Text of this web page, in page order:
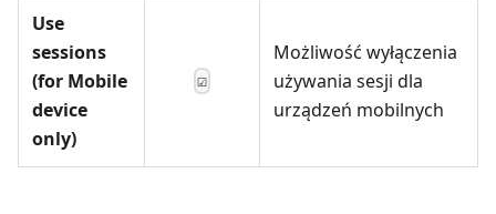
Use
sessions
(for Mobile
device
only)
☑
Możliwość wyłączenia
używania sesji dla
urządzeń mobilnych